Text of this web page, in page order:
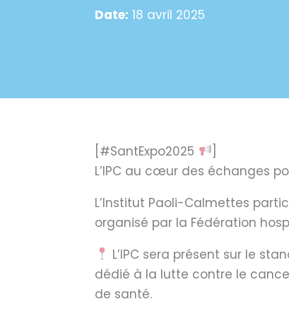
Date: 18 avril 2025
[#SantExpo2025
L’IPC au cœur des échanges
L’Institut Paoli-Calmettes
organisé par la Fédération
L’IPC sera présent sur le
dédié à la lutte contre le
de santé.